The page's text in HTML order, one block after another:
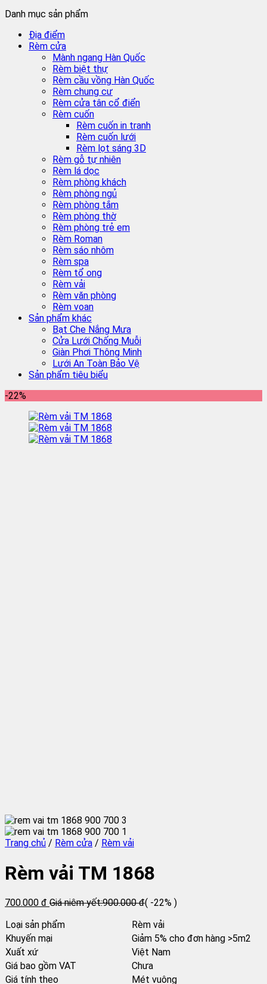
Danh mục sản phẩm
Địa điểm
Rèm cửa
Mành ngang Hàn Quốc
Rèm biệt thự
Rèm cầu vồng Hàn Quốc
Rèm chung cư
Rèm cửa tân cổ điển
Rèm cuốn
Rèm cuốn in tranh
Rèm cuốn lưới
Rèm lọt sáng 3D
Rèm gỗ tự nhiên
Rèm lá dọc
Rèm phòng khách
Rèm phòng ngủ
Rèm phòng tắm
Rèm phòng thờ
Rèm phòng trẻ em
Rèm Roman
Rèm sáo nhôm
Rèm spa
Rèm tổ ong
Rèm vải
Rèm văn phòng
Rèm voan
Sản phẩm khác
Bạt Che Nắng Mưa
Cửa Lưới Chống Muỗi
Giàn Phơi Thông Minh
Lưới An Toàn Bảo Vệ
Sản phẩm tiêu biểu
-22%
Trang chủ / Rèm cửa / Rèm vải
Rèm vải TM 1868
700.000 đ Giá niêm yết:900.000 đ( -22% )
Loại sản phẩm
Rèm vải
Khuyến mại
Giảm 5% cho đơn hàng >5m2
Xuất xứ
Việt Nam
Giá bao gồm VAT
Chưa
Giá tính theo
Mét vuông